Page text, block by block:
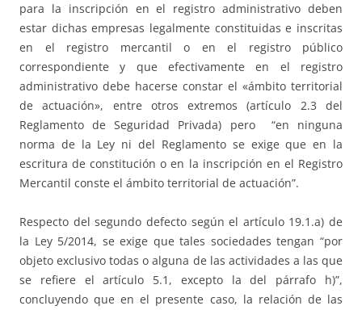
para la inscripción en el registro administrativo deben
estar dichas empresas legalmente constituidas e inscritas
en el registro mercantil o en el registro público
correspondiente y que efectivamente en el registro
administrativo debe hacerse constar el «ámbito territorial
de actuación», entre otros extremos (artículo 2.3 del
Reglamento de Seguridad Privada) pero “en ninguna
norma de la Ley ni del Reglamento se exige que en la
escritura de constitución o en la inscripción en el Registro
Mercantil conste el ámbito territorial de actuación”.
Respecto del segundo defecto según el artículo 19.1.a) de
la Ley 5/2014, se exige que tales sociedades tengan “por
objeto exclusivo todas o alguna de las actividades a las que
se refiere el artículo 5.1, excepto la del párrafo h)”,
concluyendo que en el presente caso, la relación de las